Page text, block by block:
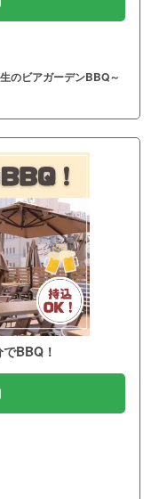
のビアガーデンBBQ～
BBQ！